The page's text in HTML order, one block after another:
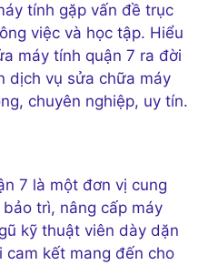
tính gặp vấn đề trục
việc và học tập. Hiểu
máy tính quận 7 ra đời
dịch vụ sửa chữa máy
chuyên nghiệp, uy tín.
7 là một đơn vị cung
trì, nâng cấp máy
kỹ thuật viên dày dặn
cam kết mang đến cho